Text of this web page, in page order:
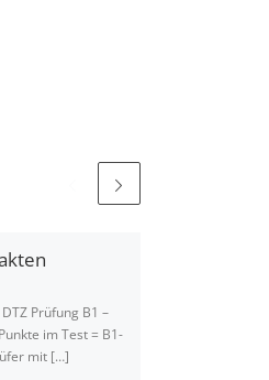
Prüfung B1 –
im Test = B1-
mit […]